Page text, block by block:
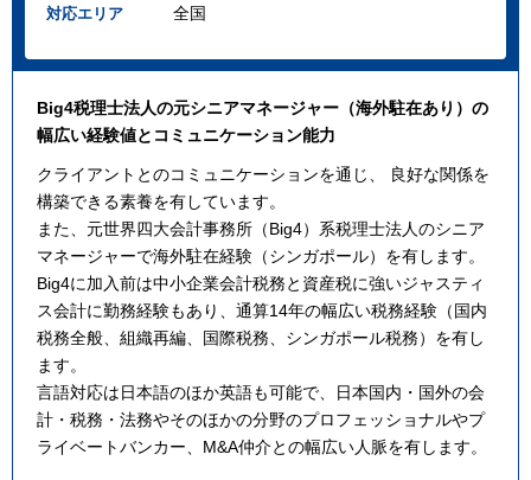
対応エリア 全国
Big4税理士法人の元シニアマネージャー（海外駐在あり）の
幅広い経験値とコミュニケーション能力
クライアントとのコミュニケーションを通じ、 良好な関係を
構築できる素養を有しています。
また、元世界四大会計事務所（Big4）系税理士法人のシニア
マネージャーで海外駐在経験（シンガポール）を有します。
Big4に加入前は中小企業会計税務と資産税に強いジャスティ
ス会計に勤務経験もあり、通算14年の幅広い税務経験（国内
税務全般、組織再編、国際税務、シンガポール税務）を有し
ます。
言語対応は日本語のほか英語も可能で、⽇本国内・国外の会
計・税務・法務やそのほかの分野のプロフェッショナルやプ
ライベートバンカー、M&A仲介との幅広い⼈脈を有します。